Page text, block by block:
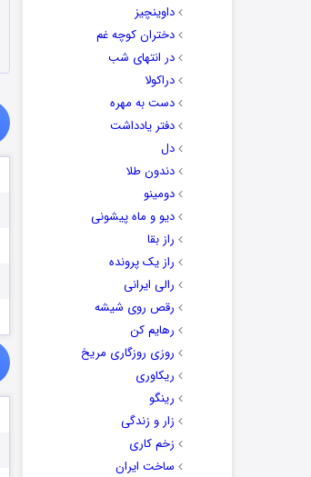
داوینچیز
دختران کوچه غم
در انتهای شب
دراکولا
دست به مهره
دفتر یادداشت
دل
دندون طلا
دومینو
دیو و ماه پیشونی
راز بقا
راز یک پرونده
رالی ایرانی
رقص روی شیشه
رهایم کن
روزی روزگاری مریخ
ریکاوری
رینگو
زار و زندگی
زخم کاری
ساخت ایران